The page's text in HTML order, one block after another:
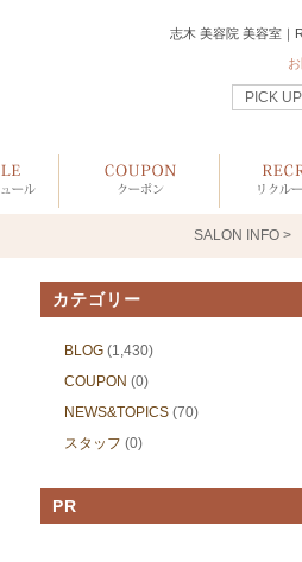
志木 美容院 美容室｜
PICK
SALON INFO >
カテゴリー
BLOG (1,430)
COUPON (0)
NEWS&TOPICS (70)
スタッフ (0)
PR